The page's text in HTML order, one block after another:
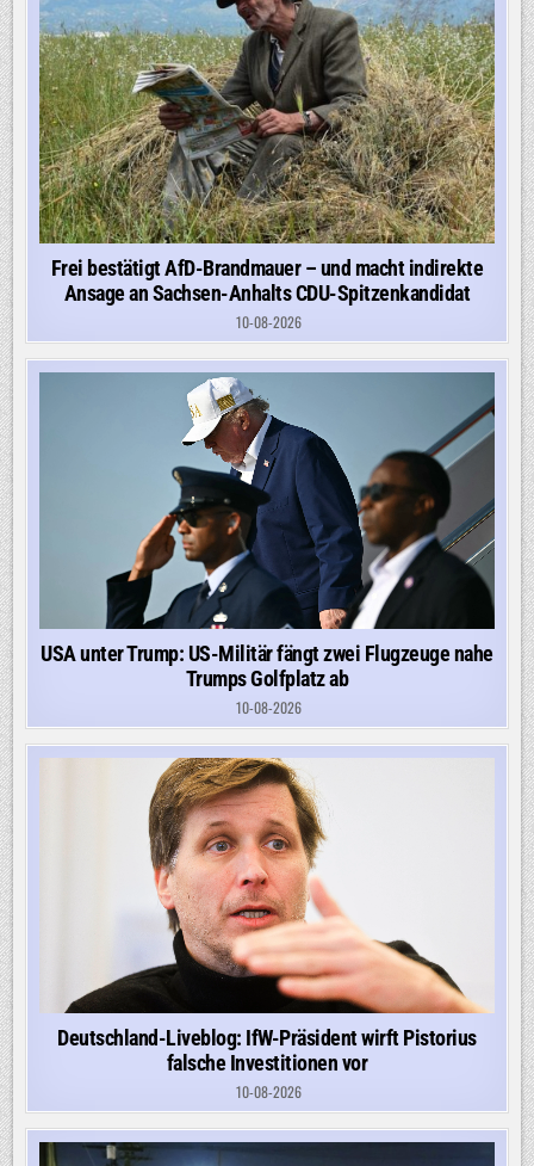
Frei bestätigt AfD-Brandmauer – und macht indirekte
Ansage an Sachsen-Anhalts CDU-Spitzenkandidat
10-08-2026
USA unter Trump: US-Militär fängt zwei Flugzeuge nahe
Trumps Golfplatz ab
10-08-2026
Deutschland-Liveblog: IfW-Präsident wirft Pistorius
falsche Investitionen vor
10-08-2026